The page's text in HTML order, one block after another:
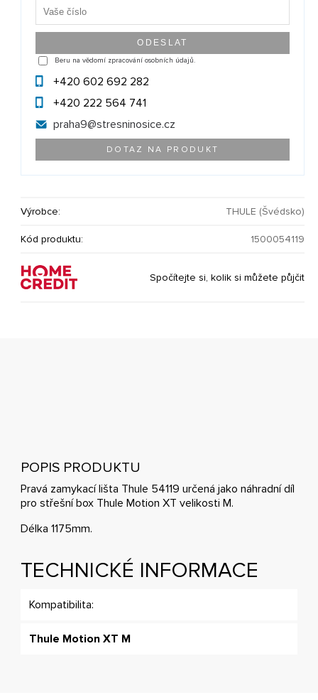
Beru na vědomí zpracování osobních údajů.
+420 602 692 282
+420 222 564 741
praha9@stresninosice.cz
DOTAZ NA PRODUKT
Výrobce: THULE (Švédsko)
Kód produktu: 1500054119
Spočítejte si, kolik si můžete půjčit
POPIS PRODUKTU
Pravá zamykací lišta Thule 54119 určená jako náhradní díl
pro střešní box Thule Motion XT velikosti M.
Délka 1175mm.
TECHNICKÉ INFORMACE
Kompatibilita:
Thule Motion XT M